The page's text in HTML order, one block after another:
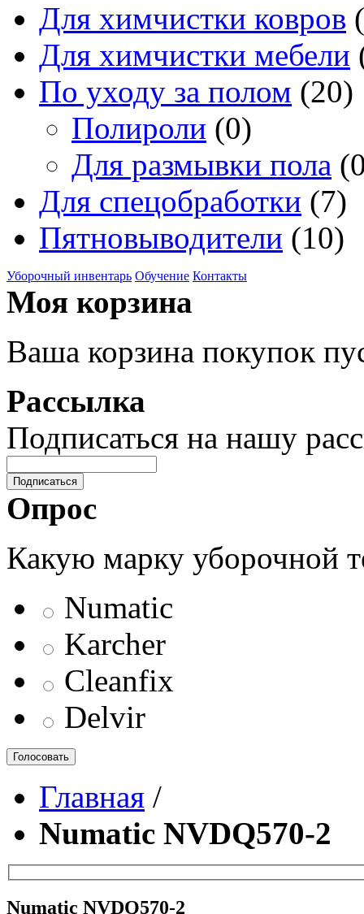
Для химчистки ковров
Для химчистки мебели
По уходу за полом (20)
Полироли (0)
Для размывки пола
Для спецобработки (7)
Пятновыводители (10)
Уборочный инвентарь Обучение Контакты
Моя корзина
Ваша корзина покупок
Рассылка
Подписаться на нашу
Подписаться
Опрос
Какую марку уборочной
Numatic
Karcher
Cleanfix
Delvir
Голосовать
Главная /
Numatic NVDQ570-2
Numatic NVDQ570-2